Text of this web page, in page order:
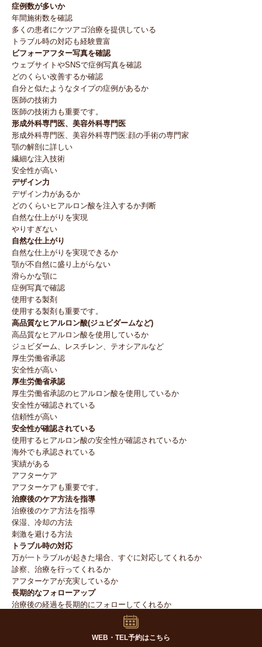
症例数が多いか
年間施術数を確認
多くの患者にケツアゴ治療を提供している
トラブル時の対応も経験豊富
ビフォーアフター写真を確認
ウェブサイトやSNSで症例写真を確認
どのくらい改善するか確認
自分と似たようなタイプの症例があるか
医師の技術力
医師の技術力も重要です。
形成外科専門医、美容外科専門医
形成外科専門医、美容外科専門医:顔の手術の専門家
顎の解剖に詳しい
繊細な注入技術
安全性が高い
デザイン力
デザイン力があるか
どのくらいヒアルロン酸を注入するか判断
自然な仕上がりを実現
やりすぎない
自然な仕上がり
自然な仕上がりを実現できるか
顎が不自然に盛り上がらない
滑らかな顎に
症例写真で確認
使用する製剤
使用する製剤も重要です。
高品質なヒアルロン酸(ジュビダームなど)
高品質なヒアルロン酸を使用しているか
ジュビダーム、レスチレン、テオシアルなど
厚生労働省承認
安全性が高い
厚生労働省承認
厚生労働省承認のヒアルロン酸を使用しているか
安全性が確認されている
信頼性が高い
安全性が確認されている
使用するヒアルロン酸の安全性が確認されているか
海外でも承認されている
実績がある
アフターケア
アフターケアも重要です。
治療後のケア方法を指導
治療後のケア方法を指導
保湿、冷却の方法
刺激を避ける方法
トラブル時の対応
万が一トラブルが起きた場合、すぐに対応してくれるか
診察、治療を行ってくれるか
アフターケアが充実しているか
長期的なフォローアップ
治療後の経過を長期的にフォローしてくれるか
高級感のあるロジックで説明WEB・TEL予約はこちら